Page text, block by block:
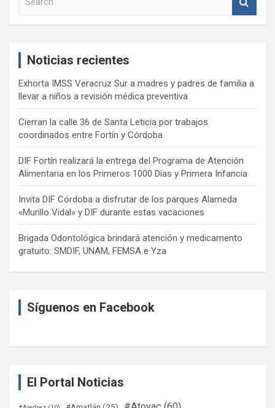
Noticias recientes
Exhorta IMSS Veracruz Sur a madres y padres de familia a
llevar a niños a revisión médica preventiva
Cierran la calle 36 de Santa Leticia por trabajos
coordinados entre Fortín y Córdoba
DIF Fortín realizará la entrega del Programa de Atención
Alimentaria en los Primeros 1000 Días y Primera Infancia
Invita DIF Córdoba a disfrutar de los parques Alameda
«Murillo Vidal» y DIF durante estas vacaciones
Brigada Odontológica brindará atención y medicamento
gratuito: SMDIF, UNAM, FEMSA e Yza
Síguenos en Facebook
El Portal Noticias